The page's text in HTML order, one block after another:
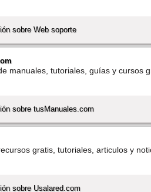
sobre Web soporte
manuales, tutoriales, guí­as y cursos
sobre tusManuales.com
gratis, tutoriales, articulos y
sobre Usalared.com